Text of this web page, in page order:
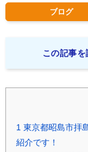
ブログ
この記事を
1東京都昭島市拝
紹介です！